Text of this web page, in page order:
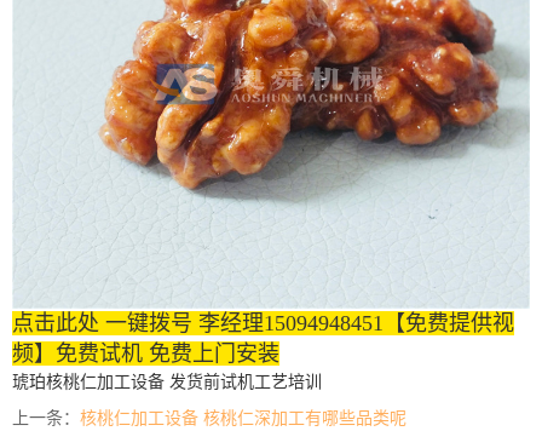
点击此处 一键拨号 李经理15094948451【免费提供视
频】免费试机 免费上门安装
琥珀核桃仁加工设备 发货前试机工艺培训
上一条： 核桃仁加工设备 核桃仁深加工有哪些品类呢